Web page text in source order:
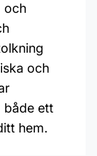
och
och
både ett
hem.